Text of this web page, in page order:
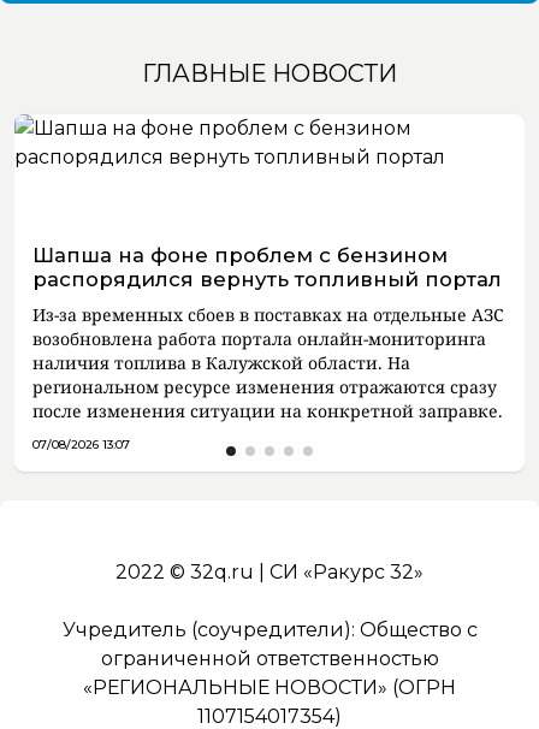
ГЛАВНЫЕ НОВОСТИ
Шапша на фоне проблем с бензином
распорядился вернуть топливный портал
Из-за временных сбоев в поставках на отдельные АЗС
возобновлена работа портала онлайн-мониторинга
наличия топлива в Калужской области. На
региональном ресурсе изменения отражаются сразу
после изменения ситуации на конкретной заправке.
07/08/2026 13:07
2022 © 32q.ru | СИ «Ракурс 32»
Учредитель (соучредители): Общество с
ограниченной ответственностью
«РЕГИОНАЛЬНЫЕ НОВОСТИ» (ОГРН
1107154017354)